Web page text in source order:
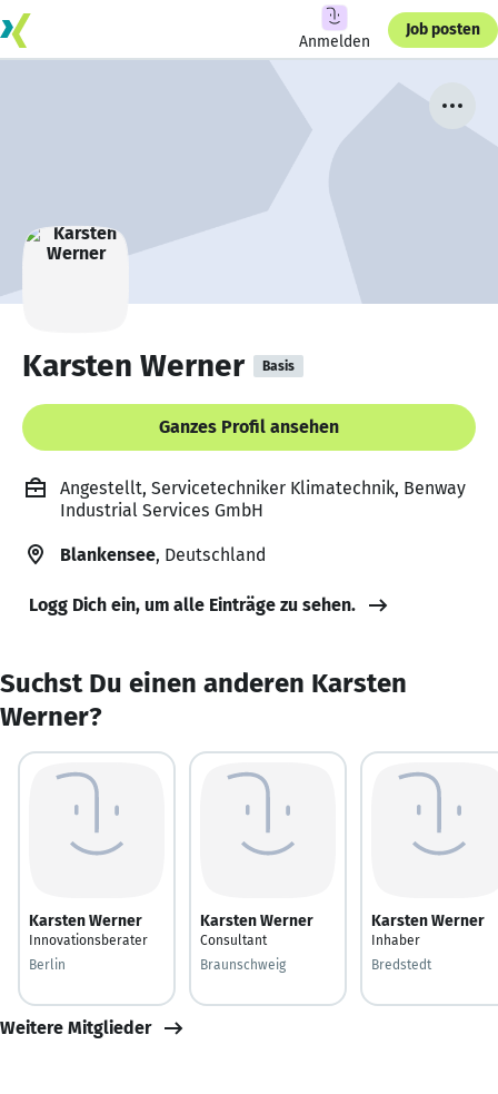
Anmelden
Job posten
Karsten Werner Basis
Ganzes Profil ansehen
Angestellt, Servicetechniker Klimatechnik, Benway
Industrial Services GmbH
Blankensee, Deutschland
Logg Dich ein, um alle Einträge zu sehen.
Suchst Du einen anderen Karsten
Werner?
Karsten Werner
Innovationsberater
Berlin
Karsten Werner
Consultant
Braunschweig
Karsten Werner
Inhaber
Bredstedt
Weitere Mitglieder